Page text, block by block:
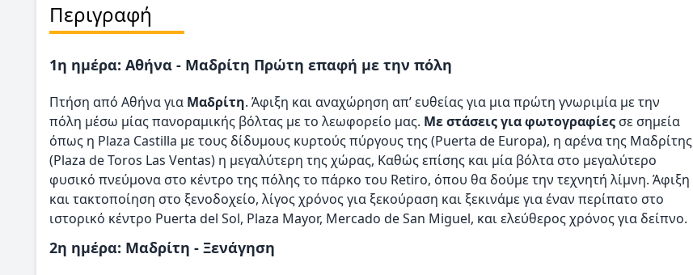
Περιγραφή
1η ημέρα: Αθήνα - Μαδρίτη Πρώτη επαφή με την πόλη
Πτήση από Αθήνα για Μαδρίτη. Άφιξη και αναχώρηση απ’ ευθείας για μια πρώτη γνωριμία με την
πόλη μέσω μίας πανοραμικής βόλτας με το λεωφορείο μας. Με στάσεις για φωτογραφίες σε σημεία
όπως η Plaza Castilla με τους δίδυμους κυρτούς πύργους της (Puerta de Europa), η αρένα της Μαδρίτης
(Plaza de Toros Las Ventas) η μεγαλύτερη της χώρας, Καθώς επίσης και μία βόλτα στο μεγαλύτερο
φυσικό πνεύμονα στο κέντρο της πόλης το πάρκο του Retiro, όπου θα δούμε την τεχνητή λίμνη. Άφιξη
και τακτοποίηση στο ξενοδοχείο, λίγος χρόνος για ξεκούραση και ξεκινάμε για έναν περίπατο στο
ιστορικό κέντρο Puerta del Sol, Plaza Mayor, Mercado de San Miguel, και ελεύθερος χρόνος για δείπνο.
2η ημέρα: Μαδρίτη - Ξενάγηση